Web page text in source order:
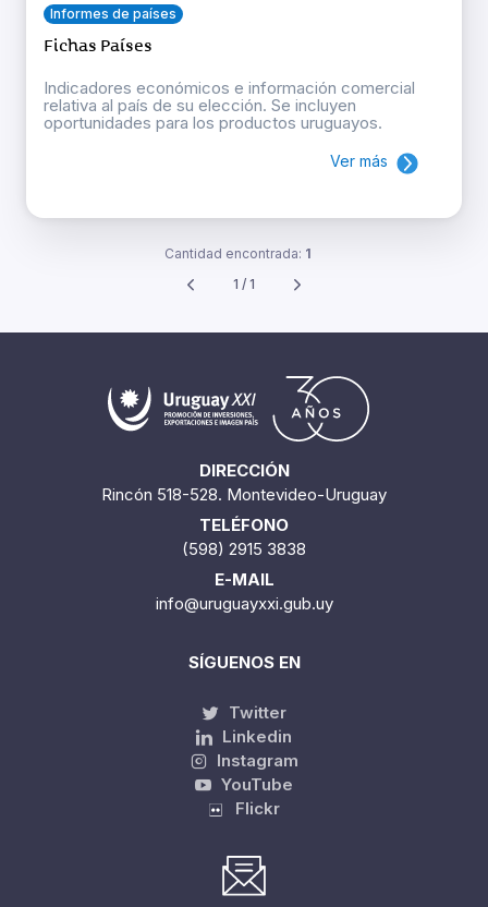
Informes de países
Fichas Países
Indicadores económicos e información comercial
relativa al país de su elección. Se incluyen
oportunidades para los productos uruguayos.
Ver más
Cantidad encontrada: 1
1 / 1
DIRECCIÓN
Rincón 518-528. Montevideo-Uruguay
TELÉFONO
(598) 2915 3838
E-MAIL
info@uruguayxxi.gub.uy
SÍGUENOS EN
Twitter
Linkedin
Instagram
YouTube
Flickr